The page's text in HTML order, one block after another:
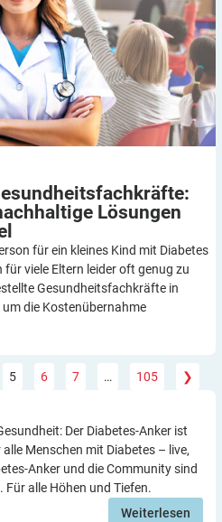
Lösungen
für ein kleines Kind mit Diabetes
viele Eltern leider oft genug zu
Gesundheitsfachkräfte in
die Kostenübernahme
5 6 7 … 105 ❯
Der Diabetes-Anker ist
Menschen mit Diabetes – live,
Anker und die Community sind
alle Höhen und Tiefen.
Weiterlesen